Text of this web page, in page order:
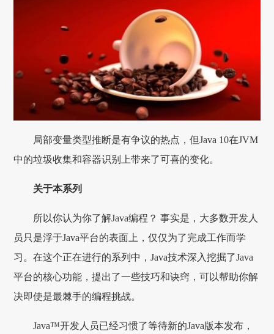
局部变量类型推断是有争议的热点，但Java 10在JVM
中的垃圾收集和容器识别上带来了可喜的变化。
关于本系列
所以你认为你了解Java编程？ 事实是，大多数开发人
员只是浮于Java平台的表面上，仅仅为了完成工作而学
习。在这个正在进行的系列中，Java技术深入挖掘了Java
平台的核心功能，提出了一些技巧和诀窍，可以帮助你解
决即使是最棘手的编程挑战。
Java™开发人员已经习惯了等待新的Java版本发布，